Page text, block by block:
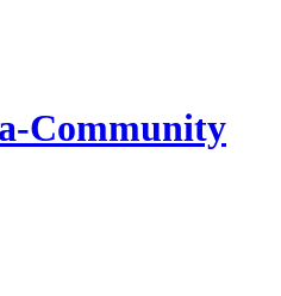
Community